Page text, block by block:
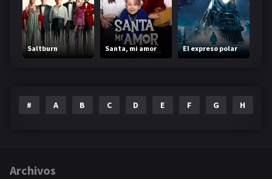
Saltburn Santa, mi amor El expreso polar
# A B C D E F G H
Archivos